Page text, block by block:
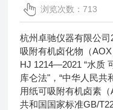
浏览次数：713
杭州卓驰仪器有限公
吸附有机卤化物（
HJ 1214—2021 “水质
库仑法"，“中华人民共
用纸可吸附有机卤素
共和国国家标准GB/